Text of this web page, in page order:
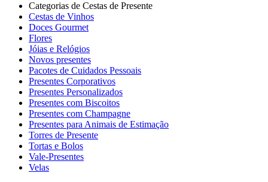
Categorias de Cestas de Presente
Cestas de Vinhos
Doces Gourmet
Flores
Jóias e Relógios
Novos presentes
Pacotes de Cuidados Pessoais
Presentes Corporativos
Presentes Personalizados
Presentes com Biscoitos
Presentes com Champagne
Presentes para Animais de Estimação
Torres de Presente
Tortas e Bolos
Vale-Presentes
Velas